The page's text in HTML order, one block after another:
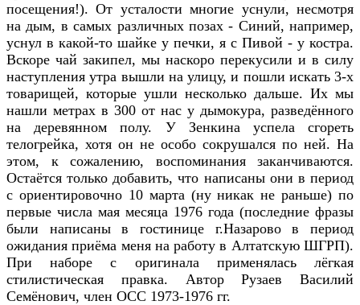
посещения!). От усталости многие уснули, несмотря
на дым, в самых различных позах - Синий, например,
уснул в какой-то шайке у печки, я с Пивой - у костра.
Вскоре чай закипел, мы наскоро перекусили и в силу
наступления утра вышли на улицу, и пошли искать 3-х
товарищей, которые ушли несколько дальше. Их мы
нашли метрах в 300 от нас у дымокура, разведённого
на деревянном полу. У Зенкина успела сгореть
телогрейка, хотя он не особо сокрушался по ней. На
этом, к сожалению, воспоминания заканчиваются.
Остаётся только добавить, что написаны они в период
с ориентировочно 10 марта (ну никак не раньше) по
первые числа мая месяца 1976 года (последние фразы
были написаны в гостинице г.Назарово в период
ожидания приёма меня на работу в Алтатскую ШГРП).
При наборе с оригинала применялась лёгкая
стилистическая правка. Автор Рузаев Василий
Семёнович, член ОСС 1973-1976 гг.